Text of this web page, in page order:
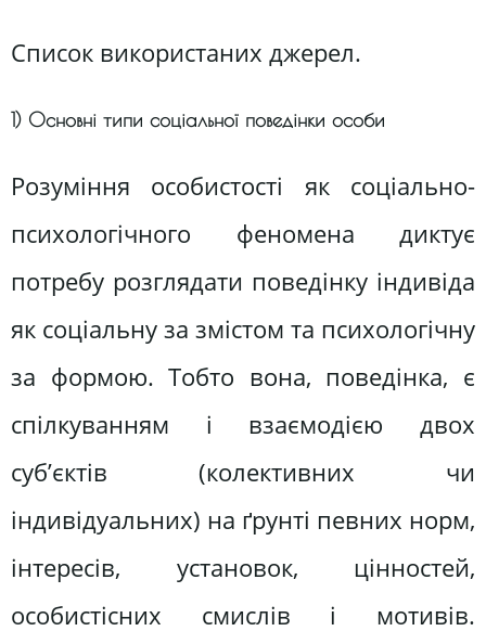
Список використаних джерел.
1) Основні типи соціальної поведінки особи
Розуміння особистості як соціально-
психологічного феномена диктує
потребу розглядати поведінку індивіда
як соціальну за змістом та психологічну
за формою. Тобто вона, поведінка, є
спілкуванням і взаємодією двох
суб’єктів (колективних чи
індивідуальних) на ґрунті певних норм,
інтересів, установок, цінностей,
особистісних смислів і мотивів.